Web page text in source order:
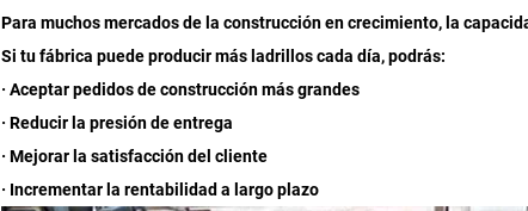
Para muchos mercados de la construcción en crecimiento, la
Si tu fábrica puede producir más ladrillos cada día, podrás:
· Aceptar pedidos de construcción más grandes
· Reducir la presión de entrega
· Mejorar la satisfacción del cliente
· Incrementar la rentabilidad a largo plazo